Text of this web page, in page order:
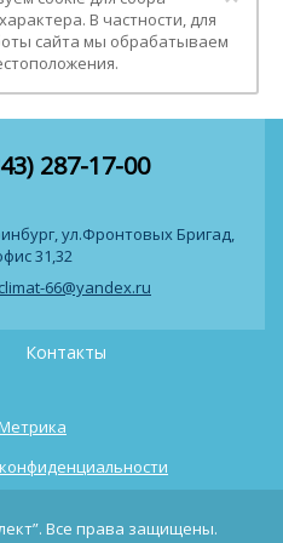
В частности, для
сайта мы обрабатываем
287-17-00
ул.Фронтовых Бригад,
31,32
climat-66@yandex.ru
Контакты
Все права защищены.